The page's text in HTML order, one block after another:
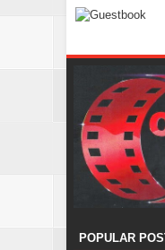
POPULAR